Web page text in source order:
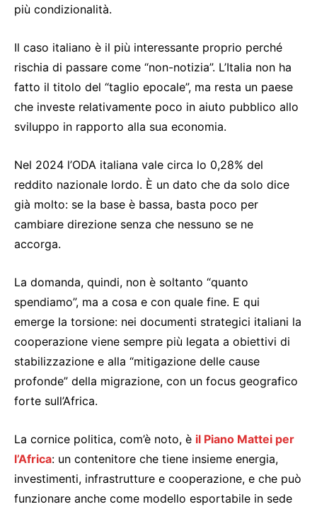
più condizionalità.
Il caso italiano è il più interessante proprio perché
rischia di passare come “non-notizia”. L’Italia non ha
fatto il titolo del “taglio epocale”, ma resta un paese
che investe relativamente poco in aiuto pubblico allo
sviluppo in rapporto alla sua economia.
Nel 2024 l’ODA italiana vale circa lo 0,28% del
reddito nazionale lordo. È un dato che da solo dice
già molto: se la base è bassa, basta poco per
cambiare direzione senza che nessuno se ne
accorga.
La domanda, quindi, non è soltanto “quanto
spendiamo”, ma a cosa e con quale fine. E qui
emerge la torsione: nei documenti strategici italiani la
cooperazione viene sempre più legata a obiettivi di
stabilizzazione e alla “mitigazione delle cause
profonde” della migrazione, con un focus geografico
forte sull’Africa.
La cornice politica, com’è noto, è il Piano Mattei per
l’Africa: un contenitore che tiene insieme energia,
investimenti, infrastrutture e cooperazione, e che può
funzionare anche come modello esportabile in sede